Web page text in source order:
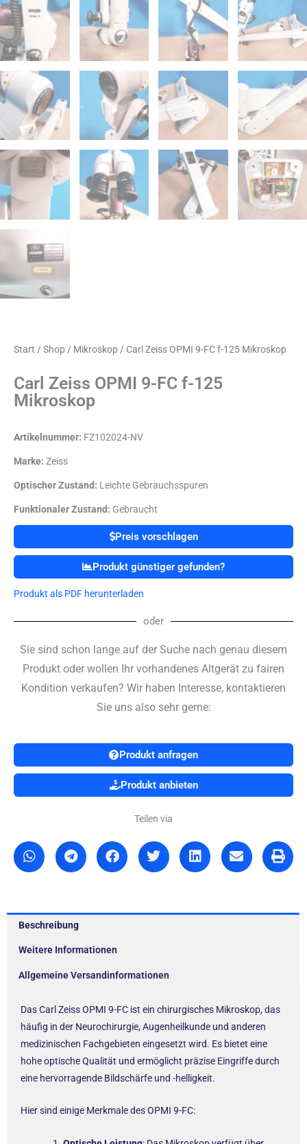
Start / Shop / Mikroskop / Carl Zeiss OPMI 9-FC f-125 Mikroskop
Carl Zeiss OPMI 9-FC f-125
Mikroskop
Artikelnummer: FZ102024-NV
Marke: Zeiss
Optischer Zustand: Leichte Gebrauchsspuren
Funktionaler Zustand: Gebraucht
Preis vorschlagen
Produkt günstiger gefunden?
Produkt als PDF herunterladen
oder
Sie sind schon lange auf der Suche nach genau diesem
Produkt oder wollen Ihr vorhandenes Altgerät zu fairen
Kondition verkaufen? Wir haben Interesse, kontaktieren
Sie uns also sehr gerne:
Produkt anfragen
Produkt anbieten
Teilen via
Beschreibung
Weitere Informationen
Allgemeine Versandinformationen
Das Carl Zeiss OPMI 9-FC ist ein chirurgisches Mikroskop, das
häufig in der Neurochirurgie, Augenheilkunde und anderen
medizinischen Fachgebieten eingesetzt wird. Es bietet eine
hohe optische Qualität und ermöglicht präzise Eingriffe durch
eine hervorragende Bildschärfe und -helligkeit.
Hier sind einige Merkmale des OPMI 9-FC: